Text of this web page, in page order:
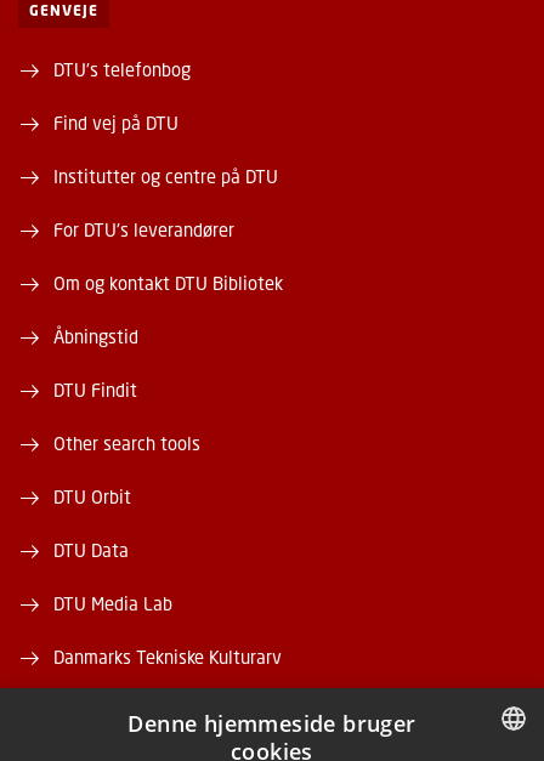
GENVEJE
DTU's telefonbog
Find vej på DTU
Institutter og centre på DTU
For DTU's leverandører
Om og kontakt DTU Bibliotek
Åbningstid
DTU Findit
Other search tools
DTU Orbit
DTU Data
DTU Media Lab
Danmarks Tekniske Kulturarv
Denne hjemmeside bruger
cookies